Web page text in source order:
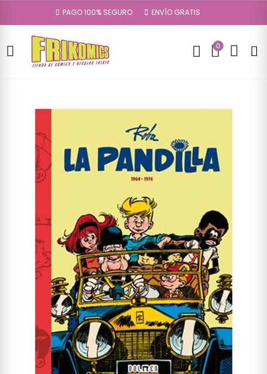
PAGO 100% SEGURO ENVÍO GRATIS
0